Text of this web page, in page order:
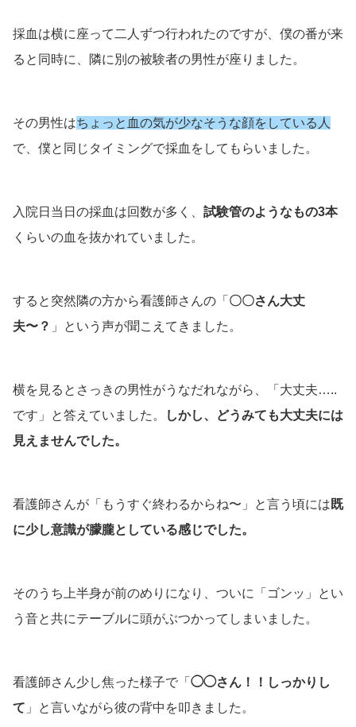
採血は横に座って二人ずつ行われたのですが、僕の番が来
ると同時に、隣に別の被験者の男性が座りました。
その男性はちょっと血の気が少なそうな顔をしている人
で、僕と同じタイミングで採血をしてもらいました。
入院日当日の採血は回数が多く、 試験管のようなもの3本
くらいの血を抜かれていました。
すると突然隣の方から看護師さんの「 〇〇さん大丈
夫〜？ 」という声が聞こえてきました。
横を見るとさっきの男性がうなだれながら、「大丈夫…..
です」と答えていました。
しかし、どうみても大丈夫には
見えませんでした。
看護師さんが「もうすぐ終わるからね〜」と言う頃には 既
に少し意識が朦朧としている感じでした。
そのうち上半身が前のめりになり、ついに「ゴンッ」とい
う音と共にテーブルに頭がぶつかってしまいました。
看護師さん少し焦った様子で「 ◯◯さん！！しっかりし
て 」と言いながら彼の背中を叩きました。